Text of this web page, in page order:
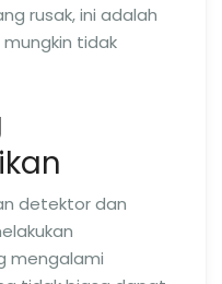
rusak, ini adalah
tidak
detektor dan
mengalami